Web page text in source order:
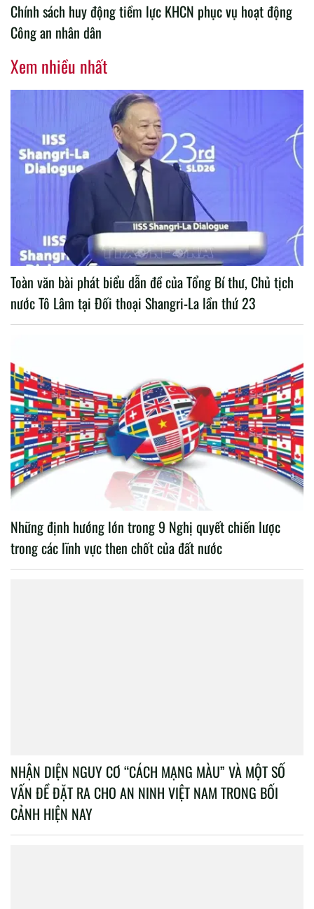
Chính sách huy động tiềm lực KHCN phục vụ hoạt động
Công an nhân dân
Xem nhiều nhất
Toàn văn bài phát biểu dẫn đề của Tổng Bí thư, Chủ tịch
nước Tô Lâm tại Đối thoại Shangri-La lần thứ 23
Những định hướng lớn trong 9 Nghị quyết chiến lược
trong các lĩnh vực then chốt của đất nước
NHẬN DIỆN NGUY CƠ “CÁCH MẠNG MÀU” VÀ MỘT SỐ
VẤN ĐỀ ĐẶT RA CHO AN NINH VIỆT NAM TRONG BỐI
CẢNH HIỆN NAY